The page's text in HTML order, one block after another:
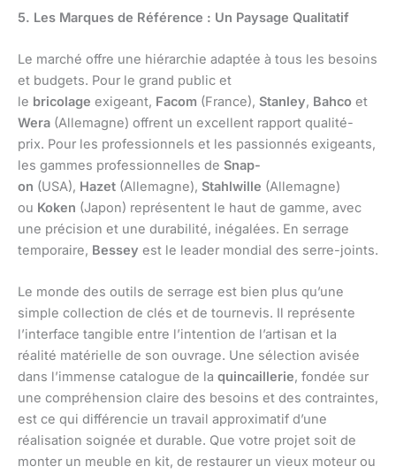
5. Les Marques de Référence : Un Paysage Qualitatif
Le marché offre une hiérarchie adaptée à tous les besoins
et budgets. Pour le grand public et
le bricolage exigeant, Facom (France), Stanley, Bahco et
Wera (Allemagne) offrent un excellent rapport qualité-
prix. Pour les professionnels et les passionnés exigeants,
les gammes professionnelles de Snap-
on (USA), Hazet (Allemagne), Stahlwille (Allemagne)
ou Koken (Japon) représentent le haut de gamme, avec
une précision et une durabilité, inégalées. En serrage
temporaire, Bessey est le leader mondial des serre-joints.
Le monde des outils de serrage est bien plus qu’une
simple collection de clés et de tournevis. Il représente
l’interface tangible entre l’intention de l’artisan et la
réalité matérielle de son ouvrage. Une sélection avisée
dans l’immense catalogue de la quincaillerie, fondée sur
une compréhension claire des besoins et des contraintes,
est ce qui différencie un travail approximatif d’une
réalisation soignée et durable. Que votre projet soit de
monter un meuble en kit, de restaurer un vieux moteur ou